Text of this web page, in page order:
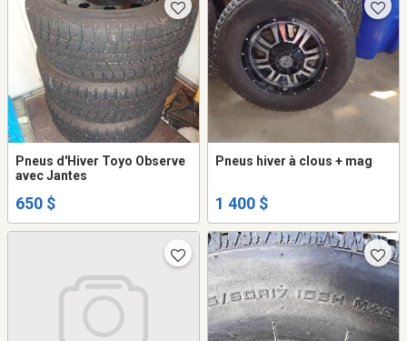
Pneus d'Hiver Toyo Observe
avec Jantes
650 $
Pneus hiver à clous + mag
1 400 $